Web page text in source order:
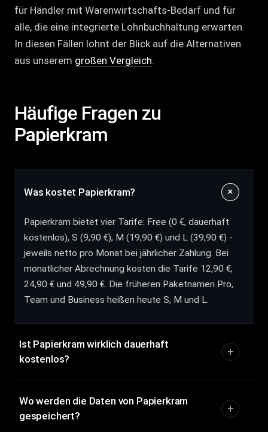
für Händler mit Warenwirtschafts-Bedarf und für
alle, die eine integrierte Lohnbuchhaltung erwarten.
In diesen Fällen lohnt der Blick auf die Alternativen
aus unserem großen Vergleich.
Häufige Fragen zu
Papierkram
Was kostet Papierkram?
Papierkram bietet vier Tarife: Free (0 €, dauerhaft
kostenlos), S (9,90 €), M (19,90 €) und L (39,90 €) -
jeweils netto pro Monat bei jährlicher Zahlung. Bei
monatlicher Abrechnung kosten die Tarife 12,90 €,
24,90 € und 49,90 €. Die früheren Paketnamen Pro,
Team und Business heißen heute S, M und L.
Ist Papierkram wirklich dauerhaft
kostenlos?
Wo werden die Daten von Papierkram
gespeichert?